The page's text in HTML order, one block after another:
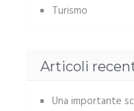
Turismo
Articoli
Una importante